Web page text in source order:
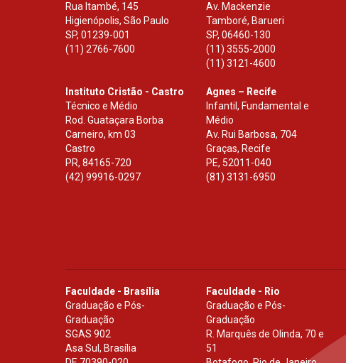
Rua Itambé, 145
Higienópolis, São Paulo
SP, 01239-001
(11) 2766-7600
Av. Mackenzie
Tamboré, Barueri
SP,06460-130
(11) 3555-2000
(11) 3121-4600
Instituto Cristão - Castro
Técnico e Médio
Rod. Guataçara Borba
Carneiro, km 03
Castro
PR, 84165-720
(42) 99916-0297
Agnes – Recife
Infantil, Fundamental e
Médio
Av. Rui Barbosa, 704
Graças, Recife
PE, 52011-040
(81) 3131-6950
Faculdade - Brasília
Graduação e Pós-
Graduação
SGAS 902
Asa Sul, Brasília
Faculdade - Rio
Graduação e Pós-
Graduação
R. Marquês de Olinda, 70 e
51